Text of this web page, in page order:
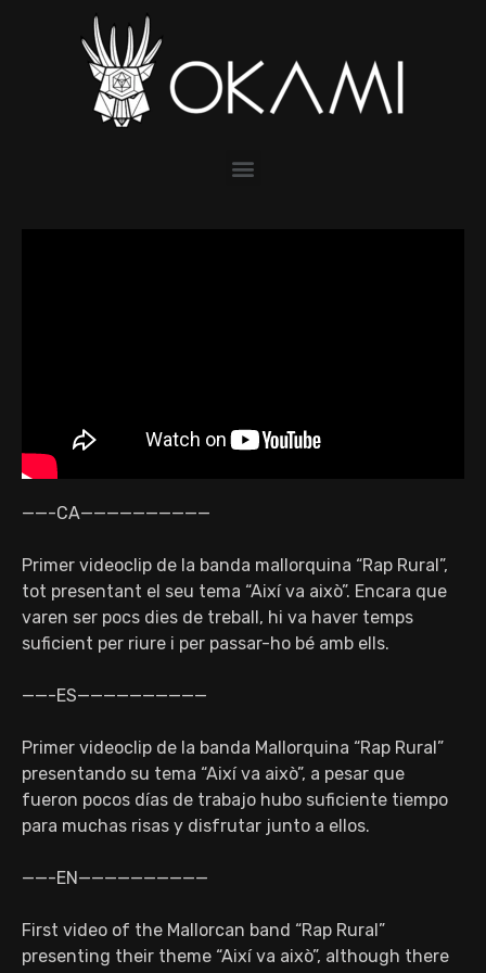
——-CA——————————
Primer videoclip de la banda mallorquina “Rap Rural”,
tot presentant el seu tema “Així va això”. Encara que
varen ser pocs dies de treball, hi va haver temps
suficient per riure i per passar-ho bé amb ells.
——-ES——————————
Primer videoclip de la banda Mallorquina “Rap Rural”
presentando su tema “Així va això”, a pesar que
fueron pocos días de trabajo hubo suficiente tiempo
para muchas risas y disfrutar junto a ellos.
——-EN——————————
First video of the Mallorcan band “Rap Rural”
presenting their theme “Així va això”, although there